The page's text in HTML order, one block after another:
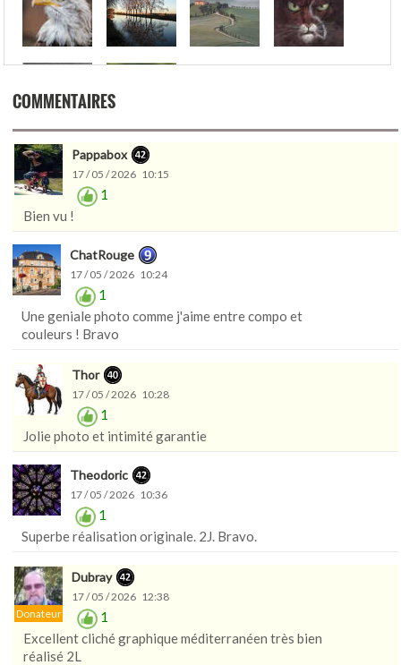
COMMENTAIRES
Pappabox
17 / 05 / 2026 10:15
1
Bien vu !
ChatRouge
17 / 05 / 2026 10:24
1
Une geniale photo comme j'aime entre compo et
couleurs ! Bravo
Thor
17 / 05 / 2026 10:28
1
Jolie photo et intimité garantie
Theodoric
17 / 05 / 2026 10:36
1
Superbe réalisation originale. 2J. Bravo.
Donateur
Dubray
17 / 05 / 2026 12:38
1
Excellent cliché graphique méditerranéen très bien
réalisé 2L